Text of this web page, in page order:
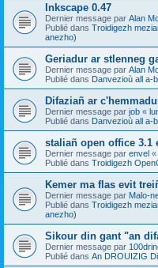
Inkscape 0.47
Dernier message par Alan
Publié dans Troidigezh
anezho)
Geriadur ar stlenneg
Dernier message par Alan
Publié dans Danvezioù all a-
Difaziañ ar
Dernier message par job «
Publié dans Danvezioù all a-
staliañ open office 3.1
Dernier message par envel «
Publié dans Troidigezh
Kemer ma flas evit
Dernier message par Malo-
Publié dans Troidigezh
anezho)
Sikour din gant "an
Dernier message par
Publié dans An DROUIZIG